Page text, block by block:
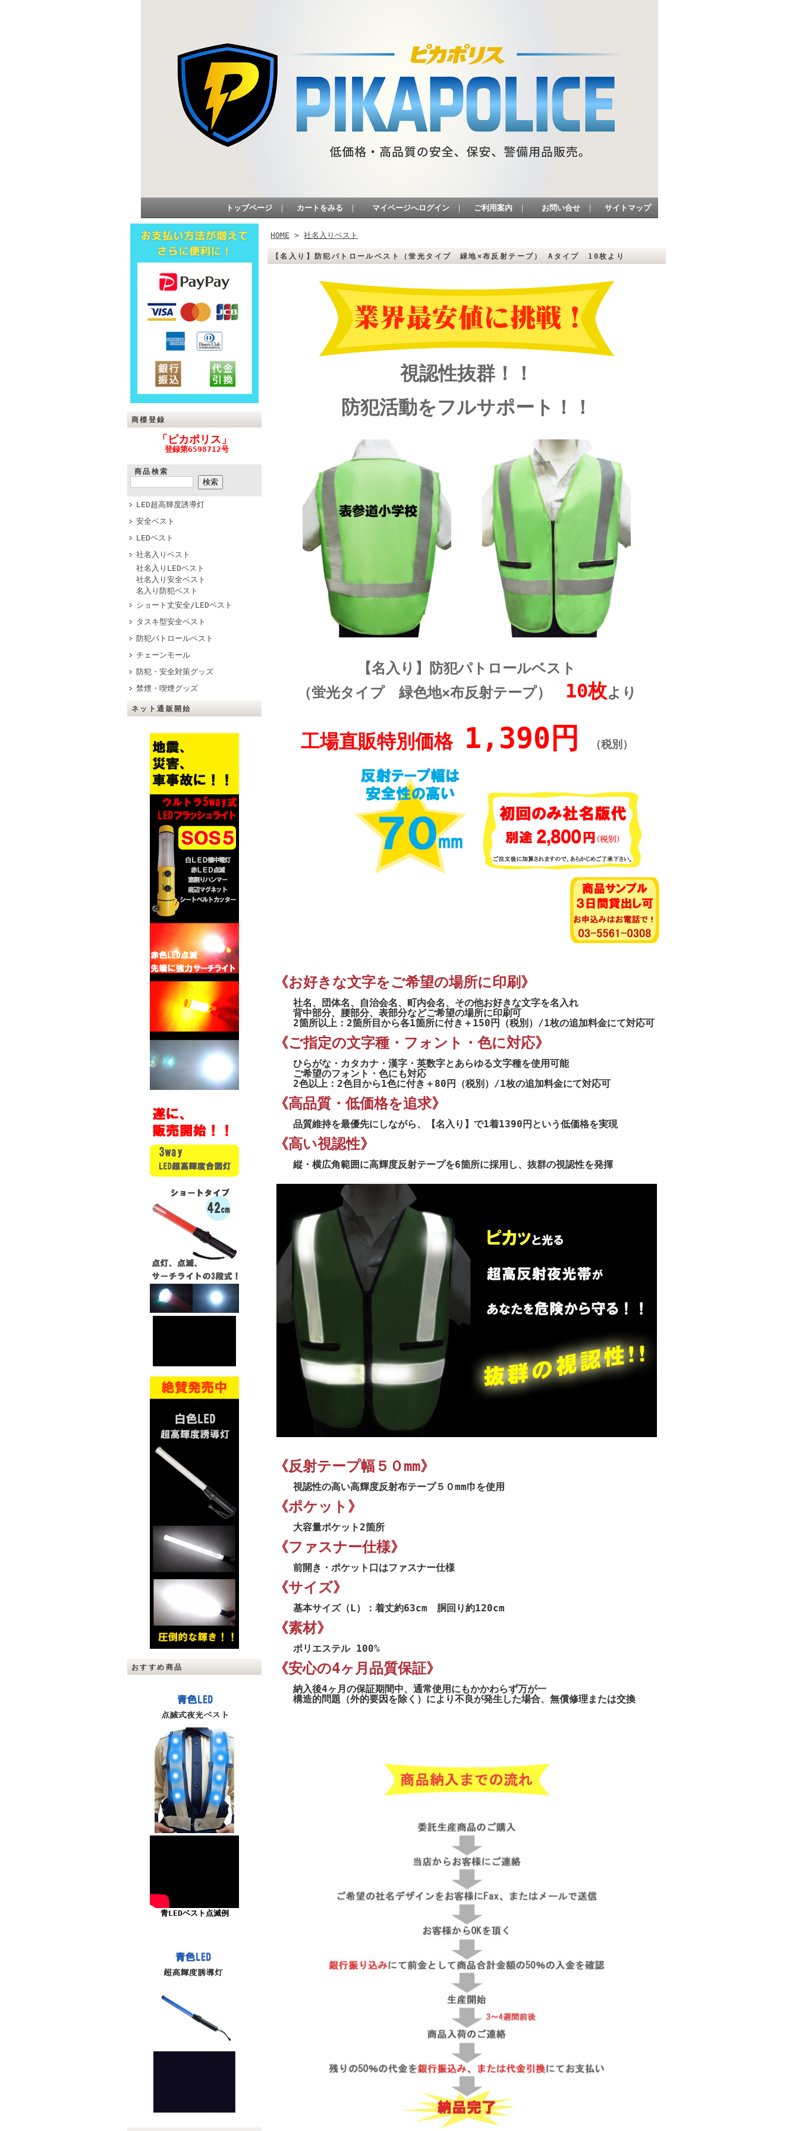
トップページ ｜ カートをみる ｜ マイページへログイン ｜ ご利用案内 ｜ お問い合せ ｜ サイトマップ
商標登録
「ピカポリス」
登録第6598712号
商品検索
LED超高輝度誘導灯
安全ベスト
LEDベスト
社名入りベスト
社名入りLEDベスト
社名入り安全ベスト
名入り防犯ベスト
ショート丈安全/LEDベスト
タスキ型安全ベスト
防犯パトロールベスト
チェーンモール
防犯・安全対策グッズ
禁煙・喫煙グッズ
ネット通販開始
おすすめ商品
青LEDベスト点滅例
HOME > 社名入りベスト
【名入り】防犯パトロールベスト（蛍光タイプ 緑地×布反射テープ） Aタイプ 10枚より
視認性抜群！！
防犯活動をフルサポート！！
【名入り】防犯パトロールベスト
（蛍光タイプ 緑色地×布反射テープ）
10枚より
工場直販特別価格 1,390円 （税別）
《お好きな文字をご希望の場所に印刷》
社名、団体名、自治会名、町内会名、その他お好きな文字を名入れ
背中部分、腰部分、表部分などご希望の場所に印刷可
2箇所以上：2箇所目から各1箇所に付き＋150円（税別）/1枚の追加料金にて対応可
《ご指定の文字種・フォント・色に対応》
ひらがな・カタカナ・漢字・英数字とあらゆる文字種を使用可能
ご希望のフォント・色にも対応
2色以上：2色目から1色に付き＋80円（税別）/1枚の追加料金にて対応可
《高品質・低価格を追求》
品質維持を最優先にしながら、【名入り】で1着1390円という低価格を実現
《高い視認性》
縦・横広角範囲に高輝度反射テープを6箇所に採用し、抜群の視認性を発揮
《反射テープ幅５０mm》
視認性の高い高輝度反射布テープ５０mm巾を使用
《ポケット》
大容量ポケット2箇所
《ファスナー仕様》
前開き・ポケット口はファスナー仕様
《サイズ》
基本サイズ（L）：着丈約63cm 胴回り約120cm
《素材》
ポリエステル 100%
《安心の4ヶ月品質保証》
納入後4ヶ月の保証期間中、通常使用にもかかわらず万が一
構造的問題（外的要因を除く）により不良が発生した場合、無償修理または交換